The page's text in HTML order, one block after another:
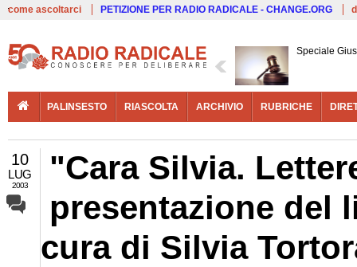
come ascoltarci PETIZIONE PER RADIO RADICALE - CHANGE.ORG
Speciale
PALINSESTO RIASCOLTA ARCHIVIO RUBRICHE
10
LUG
2003
"Cara Silvia.
presentazione del
cura di Silvia